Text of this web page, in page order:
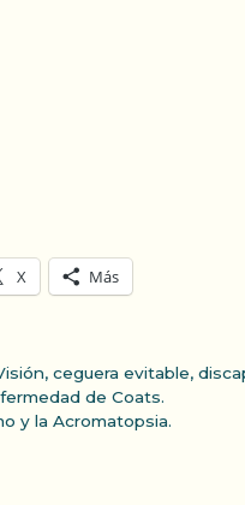
X Más
, ceguera evitable,
de Coats.
y la Acromatopsia.